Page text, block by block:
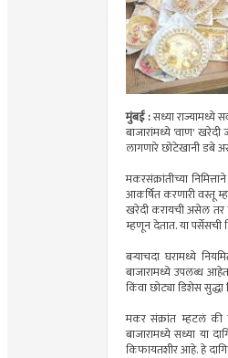
मुंबई :सध्या राज्यामध्ये
बाजारांमध्ये 'वाण'
लागणारे छोटेखानी डबे
मकरसंक्रांतीच्या
आकर्षित करणारी वस्तू
खरेदी करायची असेल तर
म्हणून देतात. या
बऱ्याचदा घरामध्ये
बाजारामध्ये उपलब्ध
किंवा छोट्या डिशेस
मकर संक्रांत म्हटलं की
बाजारामध्ये सध्या या
किफायतशीर आहे. हे